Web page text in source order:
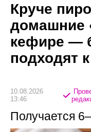
Круче
домашние
кефире —
подходят
10.08.2026
13:46
Получается